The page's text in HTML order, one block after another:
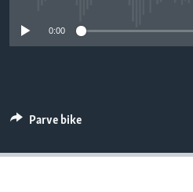
SERNIVÎS
Learning English
FOLLOW US
0:00
Parve bike